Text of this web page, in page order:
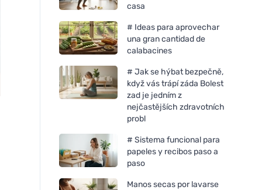
casa
# Ideas para aprovechar
una gran cantidad de
calabacines
# Jak se hýbat bezpečně,
když vás trápí záda Bolest
zad je jedním z
nejčastějších zdravotních
probl
# Sistema funcional para
papeles y recibos paso a
paso
Manos secas por lavarse